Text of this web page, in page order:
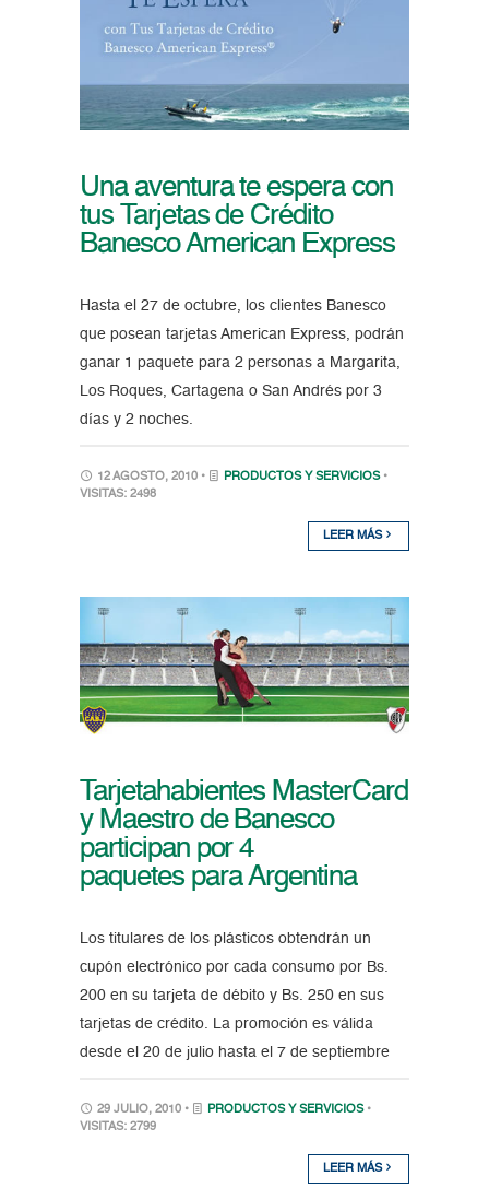
Una aventura te espera con
tus Tarjetas de Crédito
Banesco American Express
Hasta el 27 de octubre, los clientes Banesco
que posean tarjetas American Express, podrán
ganar 1 paquete para 2 personas a Margarita,
Los Roques, Cartagena o San Andrés por 3
días y 2 noches.
12 AGOSTO, 2010 • PRODUCTOS Y SERVICIOS •
VISITAS: 2498
LEER MÁS
Tarjetahabientes MasterCard
y Maestro de Banesco
participan por 4
paquetes para Argentina
Los titulares de los plásticos obtendrán un
cupón electrónico por cada consumo por Bs.
200 en su tarjeta de débito y Bs. 250 en sus
tarjetas de crédito. La promoción es válida
desde el 20 de julio hasta el 7 de septiembre
29 JULIO, 2010 • PRODUCTOS Y SERVICIOS •
VISITAS: 2799
LEER MÁS